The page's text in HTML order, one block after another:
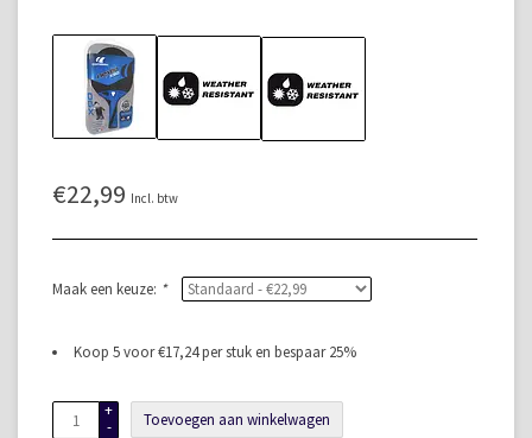
€22,99 Incl. btw
Maak een keuze: *
Koop 5 voor €17,24 per stuk en bespaar 25%
+
-
Toevoegen aan winkelwagen